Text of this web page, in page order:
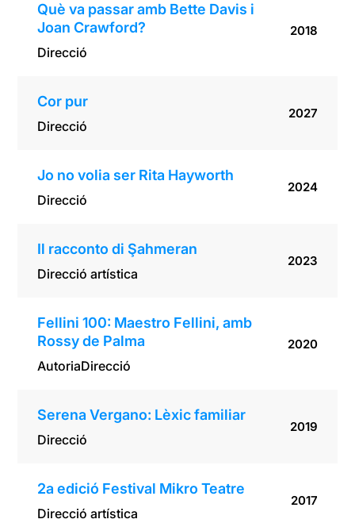
Què va passar amb Bette Davis i
Joan Crawford?
Direcció
2018
Cor pur
Direcció
2027
Jo no volia ser Rita Hayworth
Direcció
2024
Il racconto di Şahmeran
Direcció artística
2023
Fellini 100: Maestro Fellini, amb
Rossy de Palma
AutoriaDirecció
2020
Serena Vergano: Lèxic familiar
Direcció
2019
2a edició Festival Mikro Teatre
Direcció artística
2017